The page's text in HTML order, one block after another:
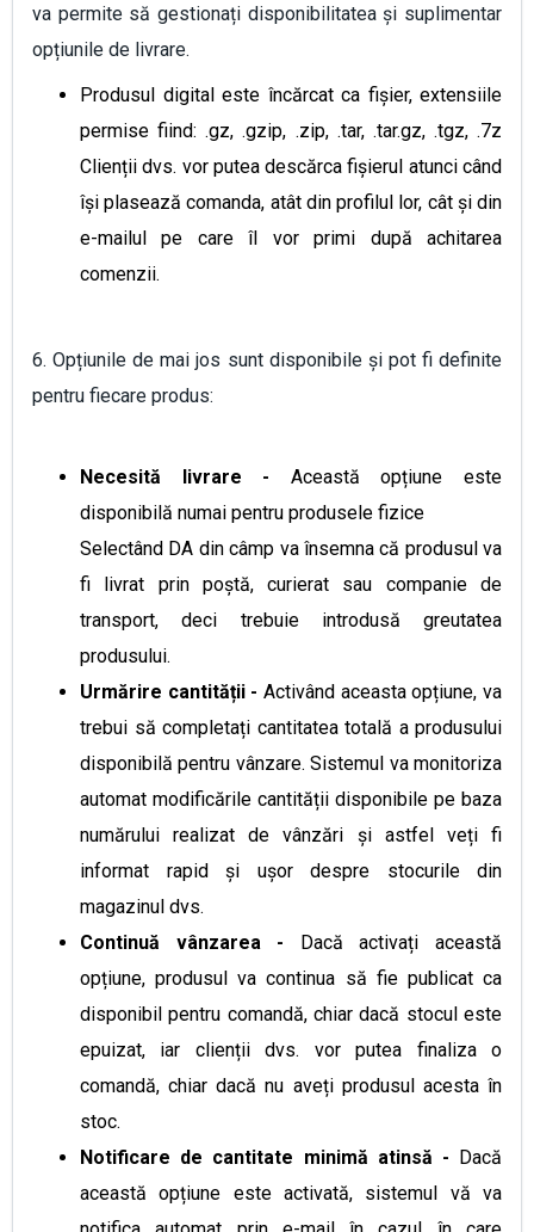
va permite să gestionați disponibilitatea și suplimentar
opțiunile de livrare.
Produsul digital este încărcat ca fișier, extensiile
permise fiind: .gz, .gzip, .zip, .tar, .tar.gz, .tgz, .7z
Clienții dvs. vor putea descărca fișierul atunci când
își plasează comanda, atât din profilul lor, cât și din
e-mailul pe care îl vor primi după achitarea
comenzii.
6. Opțiunile de mai jos sunt disponibile și pot fi definite
pentru fiecare produs:
Necesită livrare - Această opțiune este
disponibilă numai pentru produsele fizice
Selectând DA din câmp va însemna că produsul va
fi livrat prin poștă, curierat sau companie de
transport, deci trebuie introdusă greutatea
produsului.
Urmărire cantității - Activând aceasta opțiune, va
trebui să completați cantitatea totală a produsului
disponibilă pentru vânzare. Sistemul va monitoriza
automat modificările cantității disponibile pe baza
numărului realizat de vânzări și astfel veți fi
informat rapid și ușor despre stocurile din
magazinul dvs.
Continuă vânzarea - Dacă activați această
opțiune, produsul va continua să fie publicat ca
disponibil pentru comandă, chiar dacă stocul este
epuizat, iar clienții dvs. vor putea finaliza o
comandă, chiar dacă nu aveți produsul acesta în
stoc.
Notificare de cantitate minimă atinsă - Dacă
această opțiune este activată, sistemul vă va